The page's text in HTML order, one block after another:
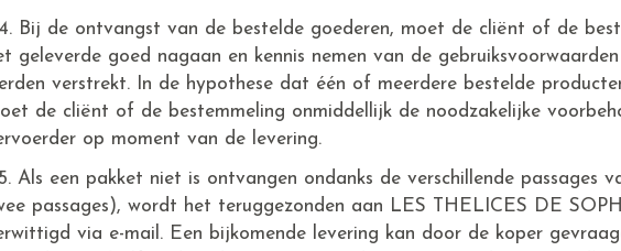
Bij de ontvangst van de bestelde goederen, moet de cliënt of de
geleverde goed nagaan en kennis nemen van de
verstrekt. In de hypothese dat één of meerdere bestelde
de cliënt of de bestemmeling onmiddellijk de noodzakelijke
op moment van de levering.
Als een pakket niet is ontvangen ondanks de verschillende passages
passages), wordt het teruggezonden aan LES THELICES DE
via e-mail. Een bijkomende levering kan door de koper